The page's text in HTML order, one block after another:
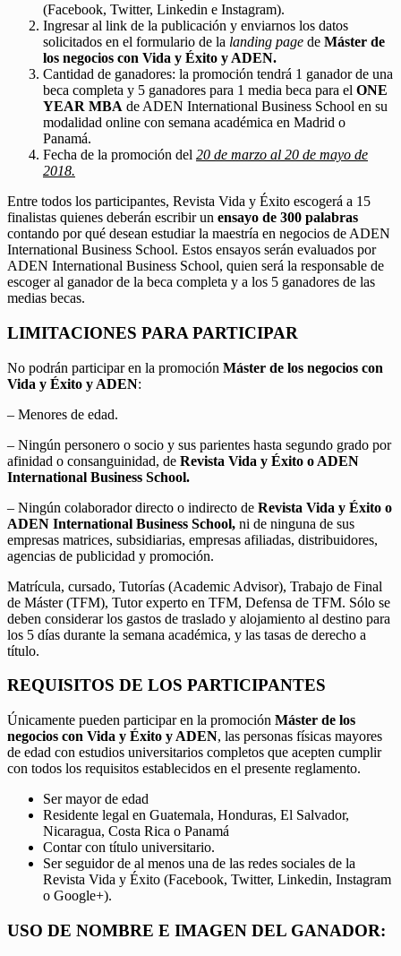
(Facebook, Twitter, Linkedin e Instagram).
Ingresar al link de la publicación y enviarnos los datos
solicitados en el formulario de la landing page de Máster de
los negocios con Vida y Éxito y ADEN.
Cantidad de ganadores: la promoción tendrá 1 ganador de una
beca completa y 5 ganadores para 1 media beca para el ONE
YEAR MBA de ADEN International Business School en su
modalidad online con semana académica en Madrid o
Panamá.
Fecha de la promoción del 20 de marzo al 20 de mayo de
2018.
Entre todos los participantes, Revista Vida y Éxito escogerá a 15
finalistas quienes deberán escribir un ensayo de 300 palabras
contando por qué desean estudiar la maestría en negocios de ADEN
International Business School. Estos ensayos serán evaluados por
ADEN International Business School, quien será la responsable de
escoger al ganador de la beca completa y a los 5 ganadores de las
medias becas.
LIMITACIONES PARA PARTICIPAR
No podrán participar en la promoción Máster de los negocios con
Vida y Éxito y ADEN:
– Menores de edad.
– Ningún personero o socio y sus parientes hasta segundo grado por
afinidad o consanguinidad, de Revista Vida y Éxito o ADEN
International Business School.
– Ningún colaborador directo o indirecto de Revista Vida y Éxito o
ADEN International Business School, ni de ninguna de sus
empresas matrices, subsidiarias, empresas afiliadas, distribuidores,
agencias de publicidad y promoción.
Matrícula, cursado, Tutorías (Academic Advisor), Trabajo de Final
de Máster (TFM), Tutor experto en TFM, Defensa de TFM. Sólo se
deben considerar los gastos de traslado y alojamiento al destino para
los 5 días durante la semana académica, y las tasas de derecho a
título.
REQUISITOS DE LOS PARTICIPANTES
Únicamente pueden participar en la promoción Máster de los
negocios con Vida y Éxito y ADEN, las personas físicas mayores
de edad con estudios universitarios completos que acepten cumplir
con todos los requisitos establecidos en el presente reglamento.
Ser mayor de edad
Residente legal en Guatemala, Honduras, El Salvador,
Nicaragua, Costa Rica o Panamá
Contar con título universitario.
Ser seguidor de al menos una de las redes sociales de la
Revista Vida y Éxito (Facebook, Twitter, Linkedin, Instagram
o Google+).
USO DE NOMBRE E IMAGEN DEL GANADOR: